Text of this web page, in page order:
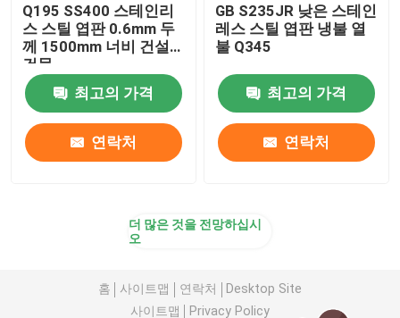
Q195 SS400 스테인리
스 스틸 엽판 0.6mm 두
께 1500mm 너비 건설
건물
최고의 가격
연락처
GB S235JR 낮은 스테인
레스 스틸 엽판 냉불 열
불 Q345
최고의 가격
연락처
더 많은 것을 전망하십시
오
홈 사이트맵 연락처
Desktop Site
사이트맵
Privacy Policy